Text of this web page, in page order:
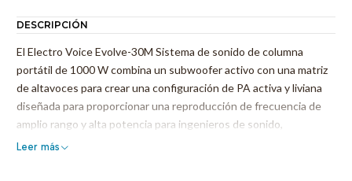
DESCRIPCIÓN
El Electro Voice Evolve-30M Sistema de sonido de columna
portátil de 1000 W combina un subwoofer activo con una matriz
de altavoces para crear una configuración de PA activa y liviana
diseñada para proporcionar una reproducción de frecuencia de
amplio rango y alta potencia para ingenieros de sonido,
presentadores, salas de conciertos y eventos en vivo.
Leer más